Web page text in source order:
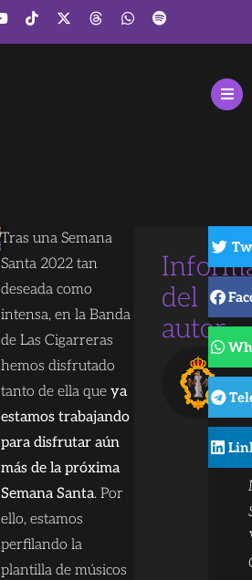
Tras una Semana
Santa 2022 tan
deseada como
intensa, en la Banda
de Las Cigarreras
hemos disfrutado
tanto de ella queya
estamos trabajando
para disfrutar aún
más de la próxima
Semana Santa. Por
ello, estamos
perfilando la
plantilla de músicos
del
autor